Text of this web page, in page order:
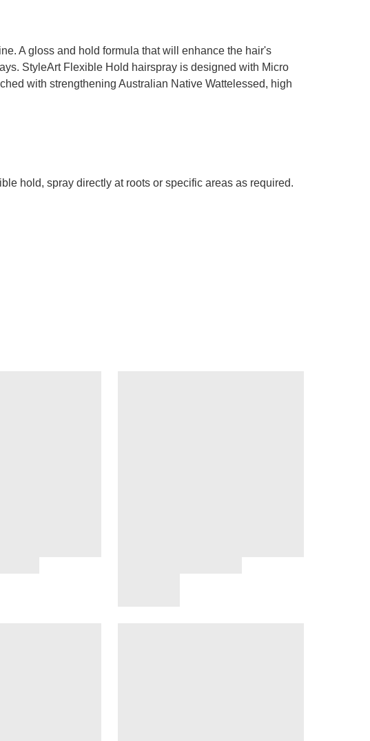
A gloss and hold formula that will enhance the hair's
StyleArt Flexible Hold hairspray is designed with Micro
with strengthening Australian Native Wattelessed, high
hold, spray directly at roots or specific areas as required.